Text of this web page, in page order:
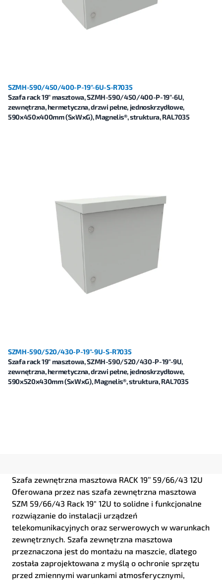
SZMH-590/450/400-P-19"-6U-S-R7035
Szafa rack 19" masztowa, SZMH-590/450/400-P-19"-6U,
zewnętrzna, hermetyczna, drzwi pełne, jednoskrzydłowe,
590x450x400mm (SxWxG), Magnelis®, struktura, RAL7035
SZMH-590/520/430-P-19"-9U-S-R7035
Szafa rack 19" masztowa, SZMH-590/520/430-P-19"-9U,
zewnętrzna, hermetyczna, drzwi pełne, jednoskrzydłowe,
590x520x430mm (SxWxG), Magnelis®, struktura, RAL7035
Szafa zewnętrzna masztowa RACK 19’’ 59/66/43 12U
Oferowana przez nas szafa zewnętrzna masztowa
SZM 59/66/43 Rack 19" 12U to solidne i funkcjonalne
rozwiązanie do instalacji urządzeń
telekomunikacyjnych oraz serwerowych w warunkach
zewnętrznych. Szafa zewnętrzna masztowa
przeznaczona jest do montażu na maszcie, dlatego
została zaprojektowana z myślą o ochronie sprzętu
przed zmiennymi warunkami atmosferycznymi,